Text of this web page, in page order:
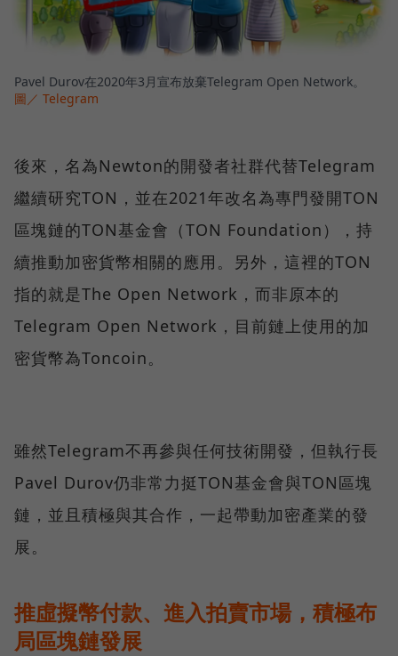
Pavel Durov在2020年3月宣布放棄Telegram Open Network。
圖／ Telegram
後來，名為Newton的開發者社群代替Telegram
繼續研究TON，並在2021年改名為專門發開TON
區塊鏈的TON基金會（TON Foundation），持
續推動加密貨幣相關的應用。另外，這裡的TON
指的就是The Open Network，而非原本的
Telegram Open Network，目前鏈上使用的加
密貨幣為Toncoin。
雖然Telegram不再參與任何技術開發，但執行長
Pavel Durov仍非常力挺TON基金會與TON區塊
鏈，並且積極與其合作，一起帶動加密產業的發
展。
推虛擬幣付款、進入拍賣市場，積極布
局區塊鏈發展